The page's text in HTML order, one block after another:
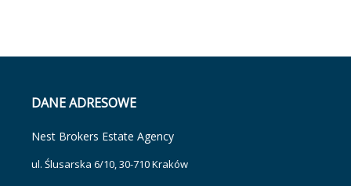
DANE ADRESOWE
Nest Brokers Estate Agency
ul. Ślusarska 6/10, 30-710 Kraków